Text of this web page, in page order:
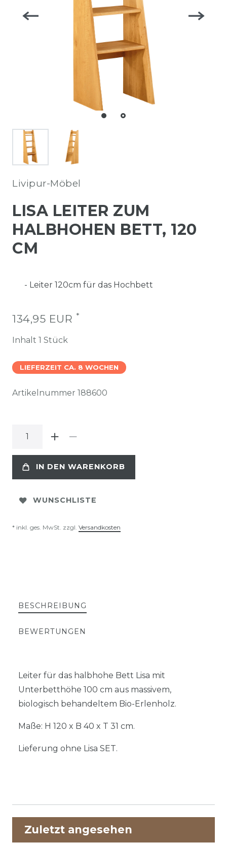
Livipur-Möbel
LISA LEITER ZUM
HALBHOHEN BETT, 120
CM
- Leiter 120cm für das Hochbett
134,95 EUR *
Inhalt 1 Stück
LIEFERZEIT CA. 8 WOCHEN
Artikelnummer 188600
IN DEN WARENKORB
WUNSCHLISTE
* inkl. ges. MwSt. zzgl. Versandkosten
BESCHREIBUNG
BEWERTUNGEN
Leiter für das halbhohe Bett Lisa mit
Unterbetthöhe 100 cm aus massivem,
biologisch behandeltem Bio-Erlenholz.
Maße: H 120 x B 40 x T 31 cm.
Lieferung ohne Lisa SET.
Zuletzt angesehen